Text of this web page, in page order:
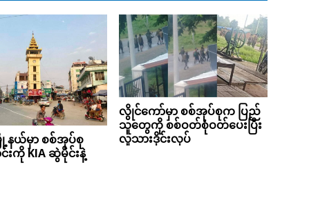
ယ်မှာ စစ်အုပ်စု
းကို KIA ဆွဲမိုင်းနဲ့
လွိုင်ကော်မှာ စစ်အုပ်စုက ပြည်
သူတွေကို စစ်ဝတ်စုံဝတ်ပေးပြီး
လူသားဒိုင်းလုပ်